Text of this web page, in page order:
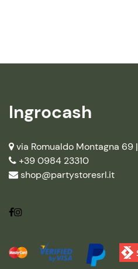
Ingrocash
via Romualdo Montagna 69 |
+39 0984 23310
shop@partystoresrl.it